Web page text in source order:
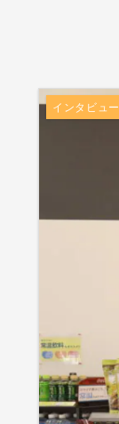
インタビュー